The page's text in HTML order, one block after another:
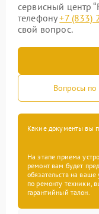
сервисный центр
телефону+7 (833)
свой вопрос.
Вопросы по
Какие документы вы
На этапе приема
ремонт вам будет
обязательств на ваше
по ремонту техники,
гарантийный талон.